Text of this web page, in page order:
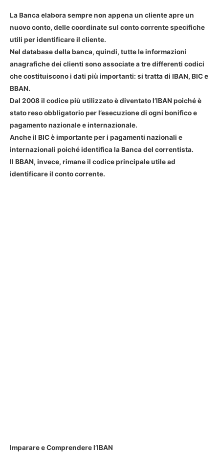
La Banca elabora sempre non appena un cliente apre un
nuovo conto, delle coordinate sul conto corrente specifiche
utili per identificare il cliente.
Nel database della banca, quindi, tutte le informazioni
anagrafiche dei clienti sono associate a tre differenti codici
che costituiscono i dati più importanti: si tratta di IBAN, BIC e
BBAN.
Dal 2008 il codice più utilizzato è diventato l’IBAN poiché è
stato reso obbligatorio per l’esecuzione di ogni bonifico e
pagamento nazionale e internazionale.
Anche il BIC è importante per i pagamenti nazionali e
internazionali poiché identifica la Banca del correntista.
Il BBAN, invece, rimane il codice principale utile ad
identificare il conto corrente.
Imparare e Comprendere l’IBAN